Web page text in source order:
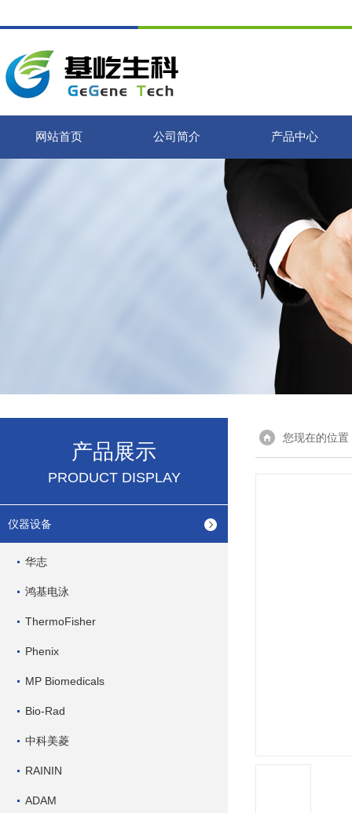
网站首页 公司简介 产品中心
产品展示
PRODUCT DISPLAY
仪器设备
华志
鸿基电泳
ThermoFisher
Phenix
MP Biomedicals
Bio-Rad
中科美菱
RAININ
ADAM
您现在的位置